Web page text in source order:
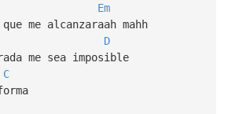
Em
me alcanzaraah mahh
D
me sea imposible
C